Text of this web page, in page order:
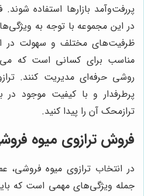
پررفت‌وآمد بازارها استفاده
در این مجموعه با توجه به
ظرفیت‌های مختلف و سهولت در
مناسب برای کسانی است که
پرطرفدار و با کیفیت موجود در
ترازمحک آن را پیدا کنید.
فروش ترازوی میوه
در انتخاب ترازوی میوه فروشی،
جمله ویژگی‌های مهمی است که